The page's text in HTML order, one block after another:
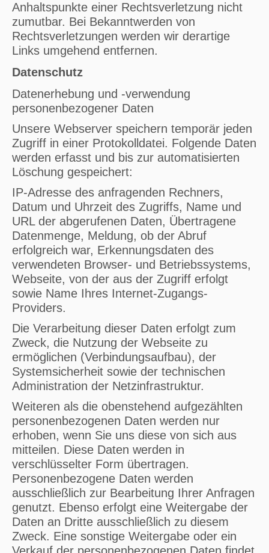
Anhaltspunkte einer Rechtsverletzung nicht
zumutbar. Bei Bekanntwerden von
Rechtsverletzungen werden wir derartige
Links umgehend entfernen.
Datenschutz
Datenerhebung und -verwendung
personenbezogener Daten
Unsere Webserver speichern temporär jeden
Zugriff in einer Protokolldatei. Folgende Daten
werden erfasst und bis zur automatisierten
Löschung gespeichert:
IP-Adresse des anfragenden Rechners,
Datum und Uhrzeit des Zugriffs, Name und
URL der abgerufenen Daten, Übertragene
Datenmenge, Meldung, ob der Abruf
erfolgreich war, Erkennungsdaten des
verwendeten Browser- und Betriebssystems,
Webseite, von der aus der Zugriff erfolgt
sowie Name Ihres Internet-Zugangs-
Providers.
Die Verarbeitung dieser Daten erfolgt zum
Zweck, die Nutzung der Webseite zu
ermöglichen (Verbindungsaufbau), der
Systemsicherheit sowie der technischen
Administration der Netzinfrastruktur.
Weiteren als die obenstehend aufgezählten
personenbezogenen Daten werden nur
erhoben, wenn Sie uns diese von sich aus
mitteilen. Diese Daten werden in
verschlüsselter Form übertragen.
Personenbezogene Daten werden
ausschließlich zur Bearbeitung Ihrer Anfragen
genutzt. Ebenso erfolgt eine Weitergabe der
Daten an Dritte ausschließlich zu diesem
Zweck. Eine sonstige Weitergabe oder ein